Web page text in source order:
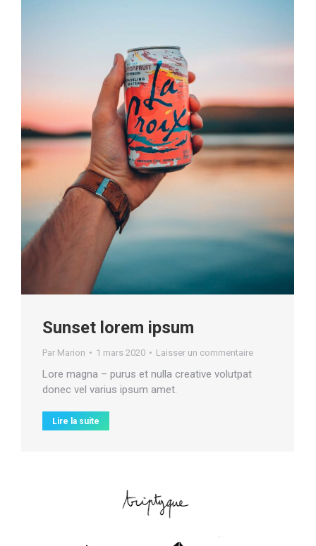
Sunset lorem ipsum
Par Marion 1 mars 2020 Laisser un commentaire
Lore magna – purus et nulla creative volutpat
donec vel varius ipsum amet.
Lire la suite